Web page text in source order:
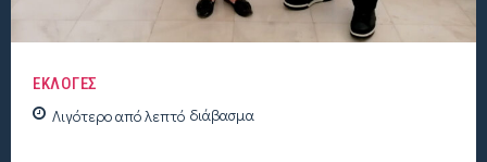
ΕΚΛΟΓΕΣ
Λιγότερο απόλεπτό διάβασμα